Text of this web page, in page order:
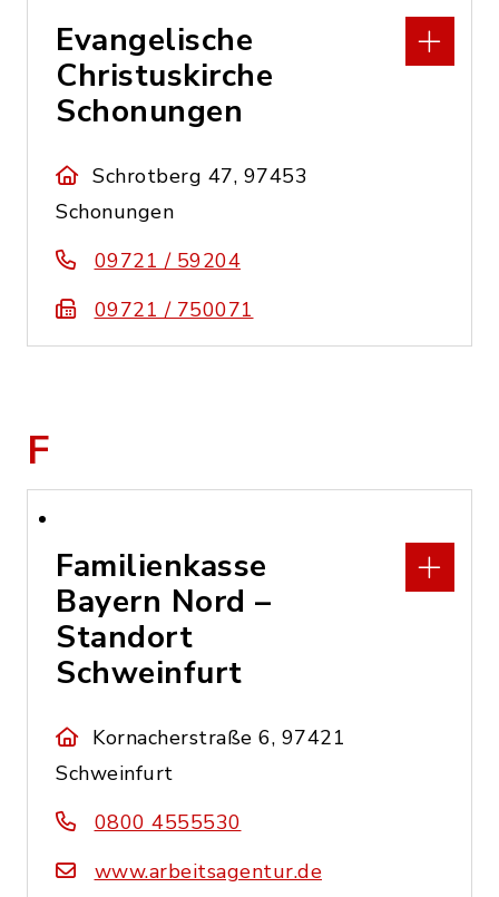
Evangelische
Christuskirche
Schonungen
Schrotberg 47, 97453
Schonungen
09721 / 59204
09721 / 750071
F
Familienkasse
Bayern Nord –
Standort
Schweinfurt
Kornacherstraße 6, 97421
Schweinfurt
0800 4555530
www.arbeitsagentur.de